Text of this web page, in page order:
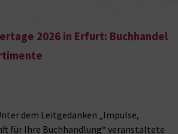
2026 in Erfurt: Buchhandel
dem Leitgedanken „Impulse,
für Ihre Buchhandlung“ veranstaltete